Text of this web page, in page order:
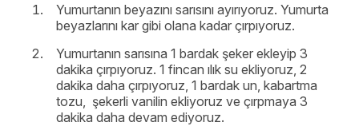
Yumurtanın beyazını sarısını ayırıyoruz. Yumurta
beyazlarını kar gibi olana kadar çırpıyoruz.
Yumurtanın sarısına 1 bardak şeker ekleyip 3
dakika çırpıyoruz. 1 fincan ılık su ekliyoruz, 2
dakika daha çırpıyoruz, 1 bardak un, kabartma
tozu, şekerli vanilin ekliyoruz ve çırpmaya 3
dakika daha devam ediyoruz.